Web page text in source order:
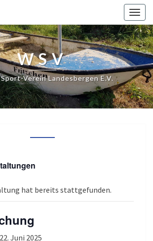
WSV
Verein Landesbergen E.V.
hat bereits stattgefunden.
22. Juni 2025